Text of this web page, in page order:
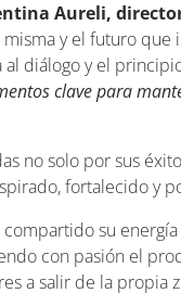
Aureli,
y el futuro
diálogo y el
clave para
no solo por sus
fortalecido y
su
con pasión el
a salir de la propia